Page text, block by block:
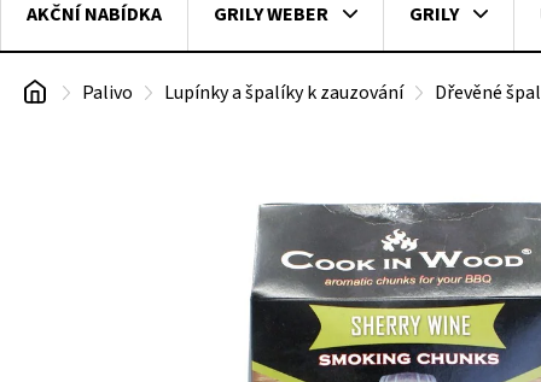
AKČNÍ NABÍDKA GRILY WEBER GRILY
VAKUOVAČKY LEDNICE NA ZRÁNÍ MASA
DomůPalivo Lupínky a špalíky k zauzování Dřevěné